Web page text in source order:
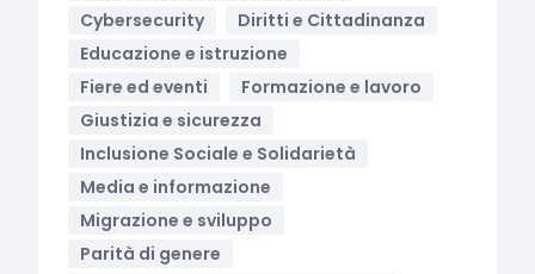
Cybersecurity
Diritti e Cittadinanza
Educazione e istruzione
Fiere ed eventi
Formazione e lavoro
Giustizia e sicurezza
Inclusione Sociale e Solidarietà
Media e informazione
Migrazione e sviluppo
Parità di genere